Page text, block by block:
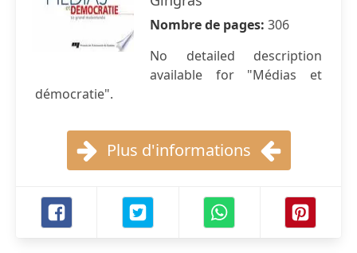
Nombre de pages: 306
No detailed description
available for "Médias et
démocratie".
Plus d'informations